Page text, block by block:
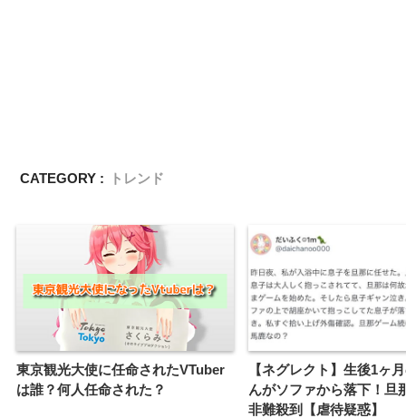
CATEGORY : トレンド
東京観光大使に任命されたVTuber
は誰？何人任命された？
【ネグレクト】生後1ヶ
んがソファから落下！旦
非難殺到【虐待疑惑】